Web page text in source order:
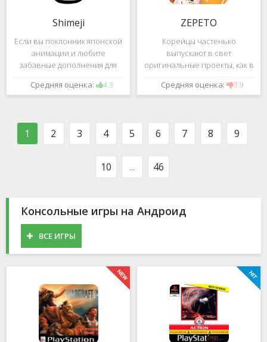
Shimeji
Если вы поклонник японской
анимации и любите
забавные дополнения для
своего смартфона, обратите
внимание на Shimeji -
устройства милыми
персонажами в
Средняя оценка: 4.3
ZEPETO
Корейцы частенько
выпускают в свет
оригинальные проекты, как в
сфере игр, так и приложений.
Так, ZEPETO стремительно
Южной Кореи, не смотря на
Средняя оценка: 3.9
1 2 3 4 5 6 7 8 9
10 ... 46
Консольные игры на Андроид
ВСЕ ИГРЫ